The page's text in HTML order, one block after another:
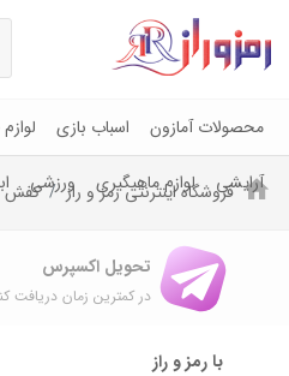
محصولات آمازون اسباب بازی
آرایشی لوازم ماهیگیری ورزشیفروشگاه اینترنتی رمز و راز کفش
تحویل اکسپرس
در کمترین زمان دریافت
با رمز و راز